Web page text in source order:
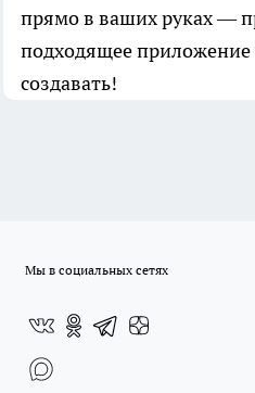
прямо в ваших руках —
подходящее приложение
создавать!
Мы в социальных сетях